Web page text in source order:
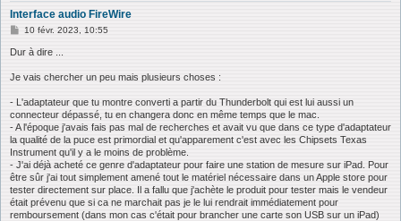
Interface audio FireWire
M
s
g
10 févr. 2023, 10:55
Dur à dire ...
Je vais chercher un peu mais plusieurs choses :
- L'adaptateur que tu montre converti a partir du Thunderbolt qui est lui aussi un
connecteur dépassé, tu en changera donc en même temps que le mac.
- A l'époque j'avais fais pas mal de recherches et avait vu que dans ce type d'adaptateur
la qualité de la puce est primordial et qu'apparement c'est avec les Chipsets Texas
Instrument qu'il y a le moins de problème.
- J'ai déjà acheté ce genre d'adaptateur pour faire une station de mesure sur iPad. Pour
être sûr j'ai tout simplement amené tout le matériel nécessaire dans un Apple store pour
tester directement sur place. Il a fallu que j'achète le produit pour tester mais le vendeur
était prévenu que si ca ne marchait pas je le lui rendrait immédiatement pour
remboursement (dans mon cas c'était pour brancher une carte son USB sur un iPad)